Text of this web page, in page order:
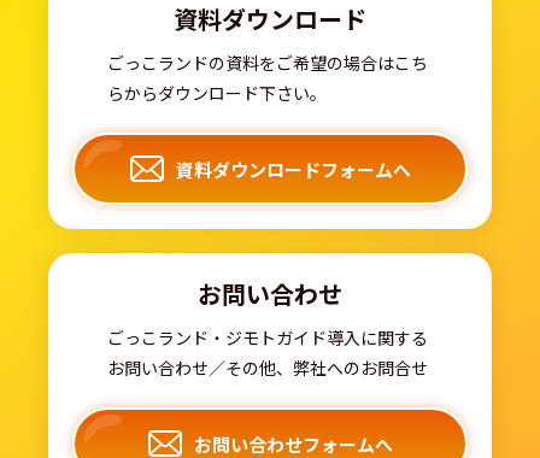
資料ダウンロード
ごっこランドの資料をご希望の場合はこち
らからダウンロード下さい。
資料ダウンロードフォームへ
お問い合わせ
ごっこランド・ジモトガイド導入に関する
お問い合わせ／その他、弊社へのお問合せ
お問い合わせフォームへ